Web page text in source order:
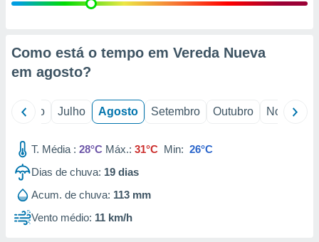
estudos
1199
Como está o tempo em Vereda Nueva
em agosto?
Junho Julho Agosto Setembro Outubro Novembro
T. Média : 28°C Máx.: 31°C Min: 26°C
Dias de chuva: 19 dias
Acum. de chuva: 113 mm
Vento médio: 11 km/h